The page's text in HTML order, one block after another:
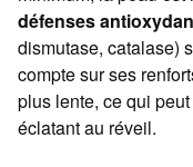
défenses
dismutase, catalase)
compte sur ses
plus lente, ce qui
éclatant au réveil.